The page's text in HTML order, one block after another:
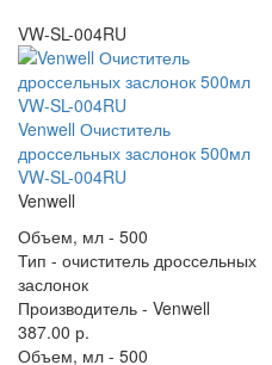
VW-SL-004RU
Venwell Очиститель
дроссельных заслонок 500мл
VW-SL-004RU
Venwell
Объем, мл - 500
Тип - очиститель дроссельных
заслонок
Производитель - Venwell
387.00 р.
Объем, мл - 500